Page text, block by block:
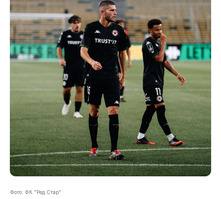
Фото: ФК "Ред Стар"